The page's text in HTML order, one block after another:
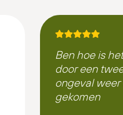
Ben hoe is
door een
ongeval
gekomen